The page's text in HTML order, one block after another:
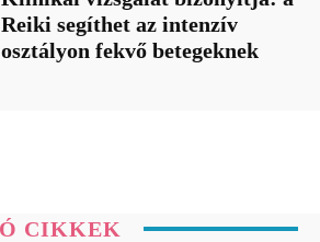
Reiki segíthet az intenzív
osztályon fekvő betegeknek
CIKKEK